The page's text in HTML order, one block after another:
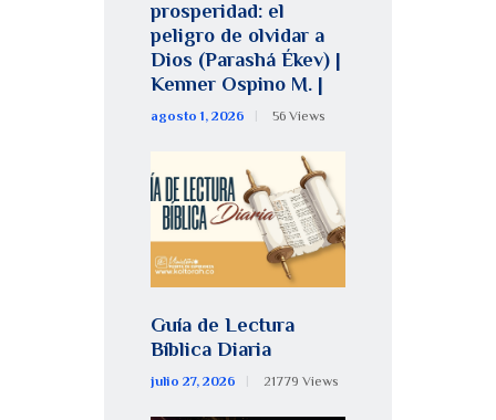
prosperidad: el
peligro de olvidar a
Dios (Parashá Ékev) |
Kenner Ospino M. |
agosto 1, 2026 56 Views
Guía de Lectura
Bíblica Diaria
julio 27, 2026 21779 Views